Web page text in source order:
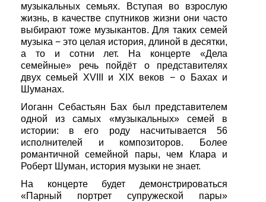
музыкальных семьях. Вступая во взрослую
жизнь, в качестве спутников жизни они часто
выбирают тоже музыкантов. Для таких семей
музыка − это целая история, длиной в десятки,
а то и сотни лет. На концерте «Дела
семейные» речь пойдёт о представителях
двух семьей XVIII и XIX веков − о Бахах и
Шуманах.
Иоганн Себастьян Бах был представителем
одной из самых «музыкальных» семей в
истории: в его роду насчитывается 56
исполнителей и композиторов. Более
романтичной семейной пары, чем Клара и
Роберт Шуман, история музыки не знает.
На концерте будет демонстрироваться
«Парный портрет супружеской пары»